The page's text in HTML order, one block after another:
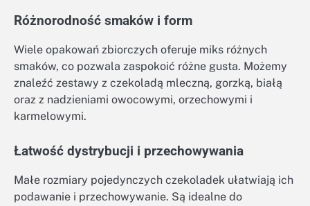
Różnorodność smaków i form
Wiele opakowań zbiorczych oferuje miks różnych
smaków, co pozwala zaspokoić różne gusta. Możemy
znaleźć zestawy z czekoladą mleczną, gorzką, białą
oraz z nadzieniami owocowymi, orzechowymi i
karmelowymi.
Łatwość dystrybucji i przechowywania
Małe rozmiary pojedynczych czekoladek ułatwiają ich
podawanie i przechowywanie. Są idealne do